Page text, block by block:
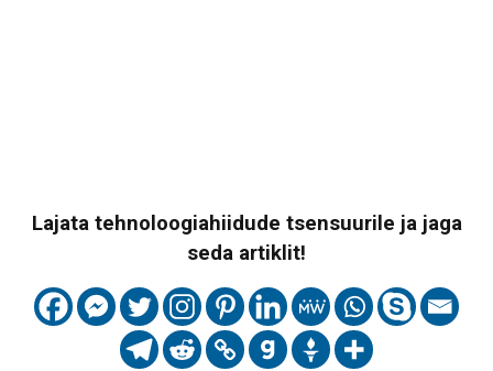
Lajata tehnoloogiahiidude tsensuurile ja jaga
seda artiklit!